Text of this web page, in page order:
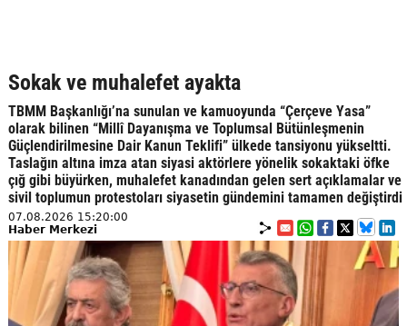
Sokak ve muhalefet ayakta
TBMM Başkanlığı’na sunulan ve kamuoyunda “Çerçeve Yasa”
olarak bilinen “Millî Dayanışma ve Toplumsal Bütünleşmenin
Güçlendirilmesine Dair Kanun Teklifi” ülkede tansiyonu yükseltti.
Taslağın altına imza atan siyasi aktörlere yönelik sokaktaki öfke
çığ gibi büyürken, muhalefet kanadından gelen sert açıklamalar ve
sivil toplumun protestoları siyasetin gündemini tamamen değiştirdi
07.08.2026 15:20:00
Haber Merkezi